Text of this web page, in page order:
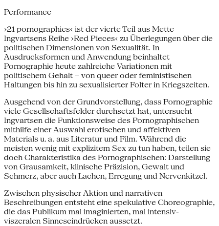
Performance
›21 pornographies‹ ist der vierte Teil aus Mette
Ingvartsens Reihe ›Red Pieces‹ zu Überlegungen über die
politischen Dimensionen von Sexualität. In
Ausdrucksformen und Anwendung beinhaltet
Pornographie heute zahlreiche Variationen mit
politischem Gehalt – von queer oder feministischen
Haltungen bis hin zu sexualisierter Folter in Kriegszeiten.
Ausgehend von der Grundvorstellung, dass Porno­graphie
viele Gesellschaftsfelder durchsetzt hat, untersucht
Ingvartsen die Funktionsweise des Pornographischen
mithilfe einer Auswahl erotischen und affektiven
Materials u. a. aus Literatur und Film. Während die
meisten wenig mit explizitem Sex zu tun haben, teilen sie
doch Charakteristika des Pornographischen: Darstellung
von Grausamkeit, klinische Präzision, Gewalt und
Schmerz, aber auch Lachen, Erregung und Nervenkitzel.
Zwischen physischer Aktion und narrativen
Beschreibungen entsteht eine spekulative Choreographie,
die das Publikum mal imaginierten, mal intensiv-
viszeralen Sinneseindrücken aussetzt.